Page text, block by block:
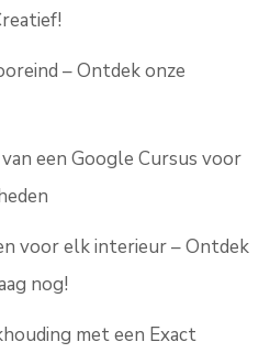
– Ontdek onze
een Google Cursus voor
voor elk interieur – Ontdek
nog!
met een Exact